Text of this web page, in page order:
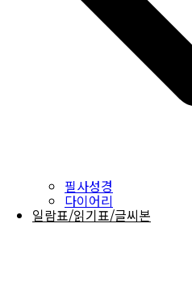
필사성경
다이어리
일람표/읽기표/글씨본